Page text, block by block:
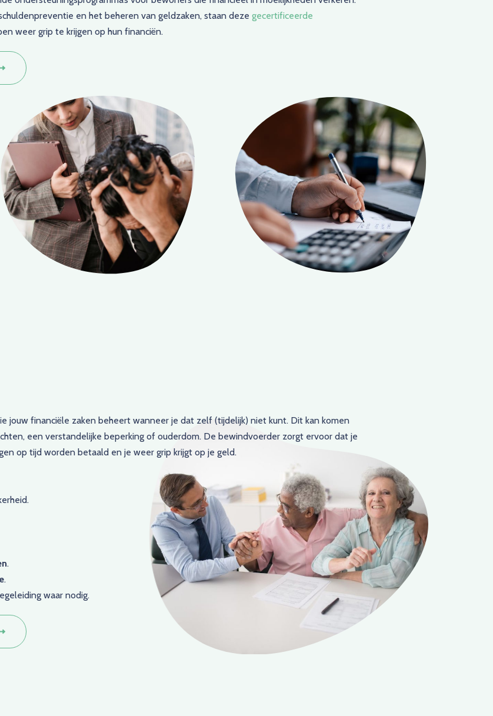
en het beheren van geldzaken, staan deze gecertificeerde
weer grip te krijgen op hun financiën.
jouw financiële zaken beheert wanneer je dat zelf (tijdelijk) niet kunt. Dit kan komen
een verstandelijke beperking of ouderdom. De bewindvoerder zorgt ervoor dat je
op tijd worden betaald en je weer grip krijgt op je geld.
.
.
waar nodig.